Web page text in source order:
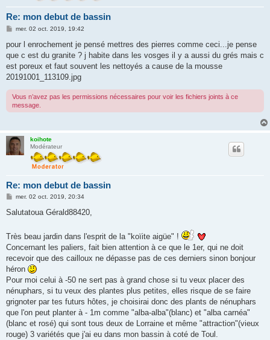
Re: mon debut de bassin
M
s
a
g
mer. 02 oct. 2019, 19:42
pour l enrochement je pensé mettres des pierres comme ceci...je pense
que c est du granite ? j habite dans les vosges il y a aussi du grés mais c
est poreux et faut souvent les nettoyés a cause de la mousse
20191001_113109.jpg
Vous n’avez pas les permissions nécessaires pour voir les fichiers joints à ce
message.
koihote
Modérateur
Re: mon debut de bassin
M
s
g
e
mer. 02 oct. 2019, 20:34
Salutatoua Gérald88420,
Très beau jardin dans l'esprit de la "koïite aigüe" !
Concernant les paliers, fait bien attention à ce que le 1er, qui ne doit
recevoir que des cailloux ne dépasse pas de ces derniers sinon bonjour
héron
Pour moi celui à -50 ne sert pas à grand chose si tu veux placer des
nénuphars, si tu veux des plantes plus petites, elles risque de se faire
grignoter par tes futurs hôtes, je choisirai donc des plants de nénuphars
que l'on peut planter à - 1m comme "alba-alba"(blanc) et "alba carnéa"
(blanc et rosé) qui sont tous deux de Lorraine et même "attraction"(vieux
rouge) 3 variétés que j'ai eu dans mon bassin à coté de Toul.